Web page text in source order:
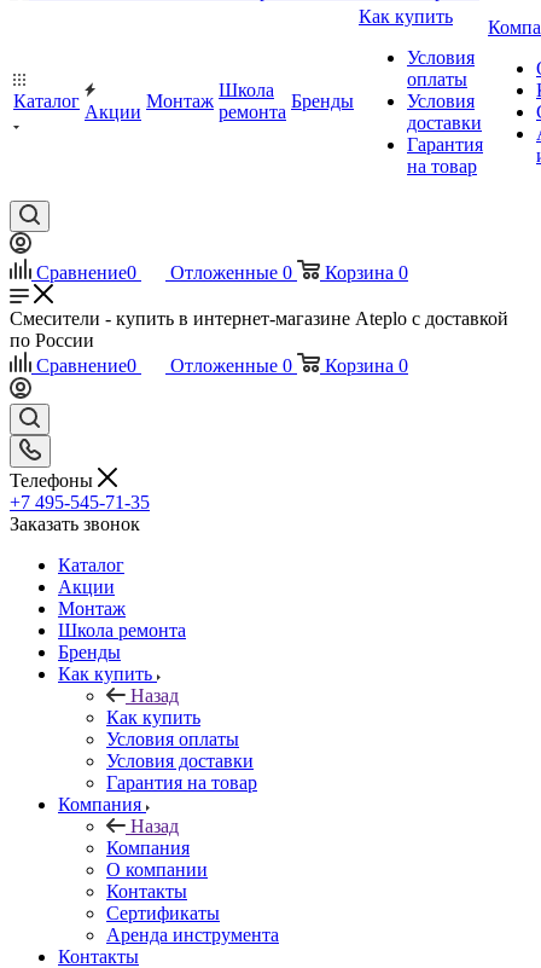
Каталог
Акции
Монтаж
Школа
ремонта
Бренды
Как купить
Условия
оплаты
Условия
доставки
Гарантия
на товар
Сравнение0 Отложенные 0 Корзина 0
Смесители - купить в интернет-магазине Ateplo с доставкой
по России
Сравнение0 Отложенные 0 Корзина 0
Телефоны
+7 495-545-71-35
Заказать звонок
Каталог
Акции
Монтаж
Школа ремонта
Бренды
Как купить
Назад
Как купить
Условия оплаты
Условия доставки
Гарантия на товар
Компания
Назад
Компания
О компании
Контакты
Сертификаты
Аренда инструмента
Контакты